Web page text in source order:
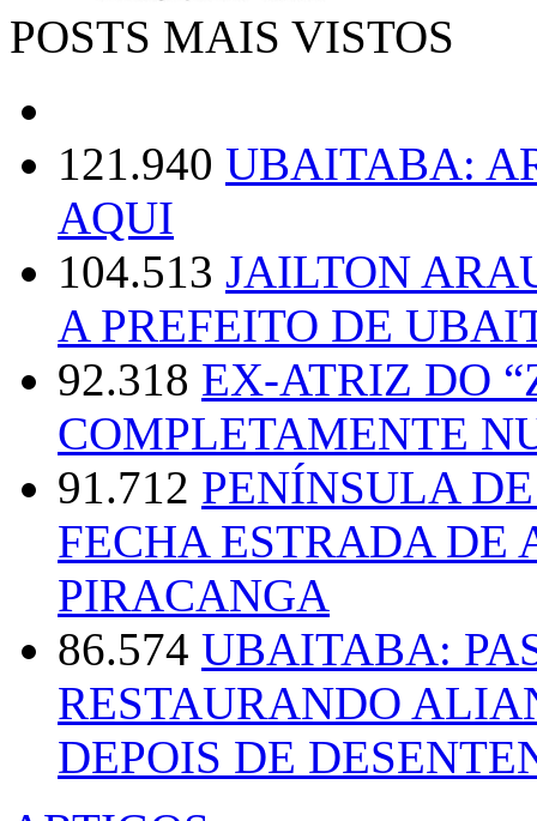
POSTS MAIS VISTOS
121.940 UBAITABA:
AQUI
104.513 JAILTON
A PREFEITO DE
92.318 EX-ATRIZ DO
COMPLETAMENTE
91.712 PENÍNSULA
FECHA ESTRADA DE
PIRACANGA
86.574 UBAITABA:
RESTAURANDO
DEPOIS DE